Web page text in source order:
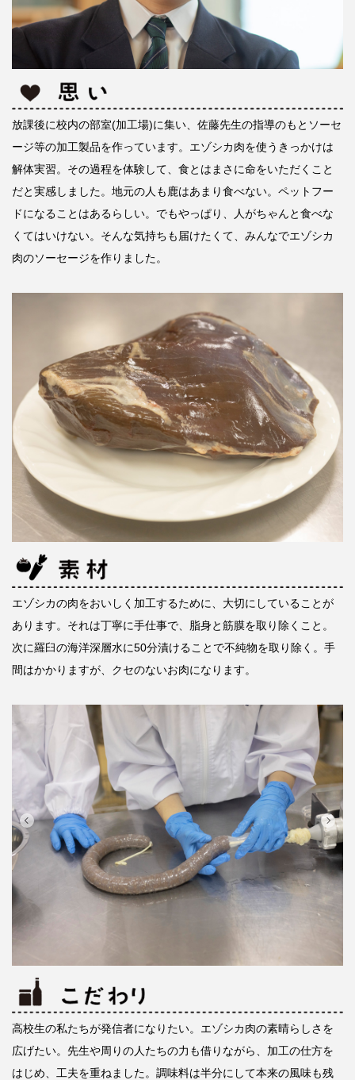
放課後に校内の部室(加工場)に集い、佐藤先生の指導のもとソーセ
ージ等の加工製品を作っています。エゾシカ肉を使うきっかけは
解体実習。その過程を体験して、食とはまさに命をいただくこと
だと実感しました。地元の人も鹿はあまり食べない。ペットフー
ドになることはあるらしい。でもやっぱり、人がちゃんと食べな
くてはいけない。そんな気持ちも届けたくて、みんなでエゾシカ
肉のソーセージを作りました。
エゾシカの肉をおいしく加工するために、大切にしていることが
あります。それは丁寧に手仕事で、脂身と筋膜を取り除くこと。
次に羅臼の海洋深層水に50分漬けることで不純物を取り除く。手
間はかかりますが、クセのないお肉になります。
高校生の私たちが発信者になりたい。エゾシカ肉の素晴らしさを
広げたい。先生や周りの人たちの力も借りながら、加工の仕方を
はじめ、工夫を重ねました。調味料は半分にして本来の風味も残